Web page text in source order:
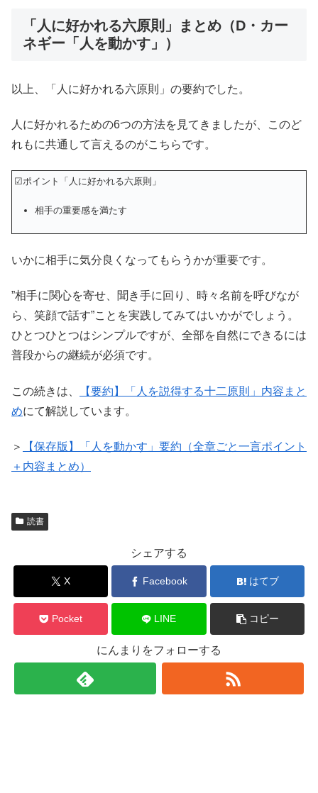
「人に好かれる六原則」まとめ（D・カー
ネギー「人を動かす」）
以上、「人に好かれる六原則」の要約でした。
人に好かれるための6つの方法を見てきましたが、このど
れもに共通して言えるのがこちらです。
☑ポイント「人に好かれる六原則」
相手の重要感を満たす
いかに相手に気分良くなってもらうかが重要です。
”相手に関心を寄せ、聞き手に回り、時々名前を呼びなが
ら、笑顔で話す”ことを実践してみてはいかがでしょう。
ひとつひとつはシンプルですが、全部を自然にできるには
普段からの継続が必須です。
この続きは、
【要約】「人を説得する十二原則」内容まと
めにて解説しています。
＞
【保存版】「人を動かす」要約（全章ごと一言ポイント
＋内容まとめ）
読書
シェアする
X Facebook はてブ
Pocket LINE コピー
にんまりをフォローする